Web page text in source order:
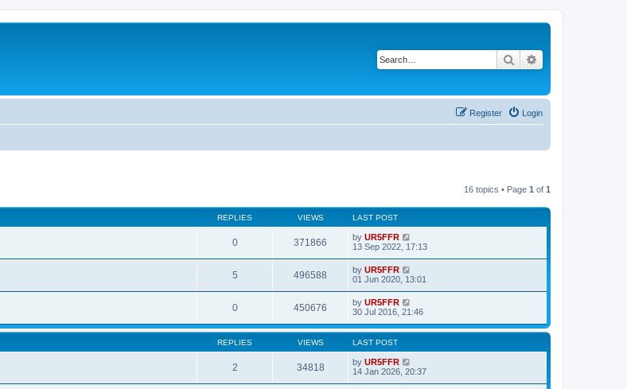
Search
Login
Register
16 topics • Page 1 of 1
REPLIES VIEWS LAST POST
0 371866 by UR5FFR
13 Sep 2022, 17:13
5 496588 by UR5FFR
01 Jun 2020, 13:01
0 450676 by UR5FFR
30 Jul 2016, 21:46
REPLIES VIEWS LAST POST
2 34818 by UR5FFR
14 Jan 2026, 20:37